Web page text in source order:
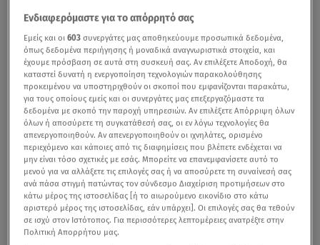
Ενδιαφερόμαστε για το απόρρητό σας
Εμείς και οι603 συνεργάτες μας αποθηκεύουμε προσωπικά δεδομένα,
όπως δεδομένα περιήγησης ή μοναδικά αναγνωριστικά στοιχεία, και
έχουμε πρόσβαση σε αυτά στη συσκευή σας. Αν επιλέξετε Αποδοχή, θα
καταστεί δυνατή η ενεργοποίηση τεχνολογιών παρακολούθησης
προκειμένου να υποστηριχθούν οι σκοποί που εμφανίζονται παρακάτω,
για τους οποίους εμείς και οι συνεργάτες μας επεξεργαζόμαστε τα
δεδομένα με σκοπό την παροχή υπηρεσιών. Αν επιλέξετε Απόρριψη όλων
όλων ή αποσύρετε τη συγκατάθεσή σας, οι εν λόγω τεχνολογίες θα
απενεργοποιηθούν. Αν απενεργοποιηθούν οι ιχνηλάτες, ορισμένο
περιεχόμενο και κάποιες από τις διαφημίσεις που βλέπετε ενδέχεται να
μην είναι τόσο σχετικές με εσάς. Μπορείτε να επανεμφανίσετε αυτό το
μενού για να αλλάξετε τις επιλογές σας ή να αποσύρετε τη συναίνεσή σας
ανά πάσα στιγμή πατώντας τον σύνδεσμο Διαχείριση προτιμήσεων στο
κάτω μέρος της ιστοσελίδας [ή το αιωρούμενο εικονίδιο στο κάτω
αριστερό μέρος της ιστοσελίδας, εάν υπάρχει]. Οι επιλογές σας θα τεθούν
σε ισχύ στον Ιστότοπος. Για περισσότερες λεπτομέρειες ανατρέξτε στην
Πολιτική Απορρήτου μας.